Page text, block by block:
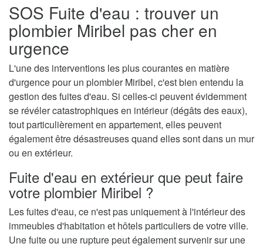
SOS Fuite d'eau : trouver un
plombier Miribel pas cher en
urgence
L'une des interventions les plus courantes en matière
d'urgence pour un plombier Miribel, c'est bien entendu la
gestion des fuites d'eau. Si celles-ci peuvent évidemment
se révéler catastrophiques en intérieur (dégâts des eaux),
tout particulièrement en appartement, elles peuvent
également être désastreuses quand elles sont dans un mur
ou en extérieur.
Fuite d'eau en extérieur que peut faire
votre plombier Miribel ?
Les fuites d'eau, ce n'est pas uniquement à l'intérieur des
immeubles d'habitation et hôtels particuliers de votre ville.
Une fuite ou une rupture peut également survenir sur une